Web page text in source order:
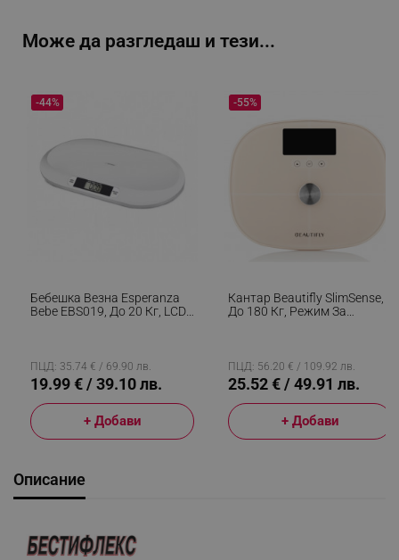
Може да разгледаш и тези...
Бебешка Везна Esperanza
Bebe EBS019, До 20 Кг, LCD
-44%
ПЦД: 35.74 € / 69.90 лв.
19.99 € / 39.10 лв.
+ Добави
Кантар Beautifly SlimSense,
До 180 Кг, Режим За
Телесен Състав, Бежов
-55%
ПЦД: 56.20 € / 109.92 лв.
25.52 € / 49.91 лв.
+ Добави
Описание